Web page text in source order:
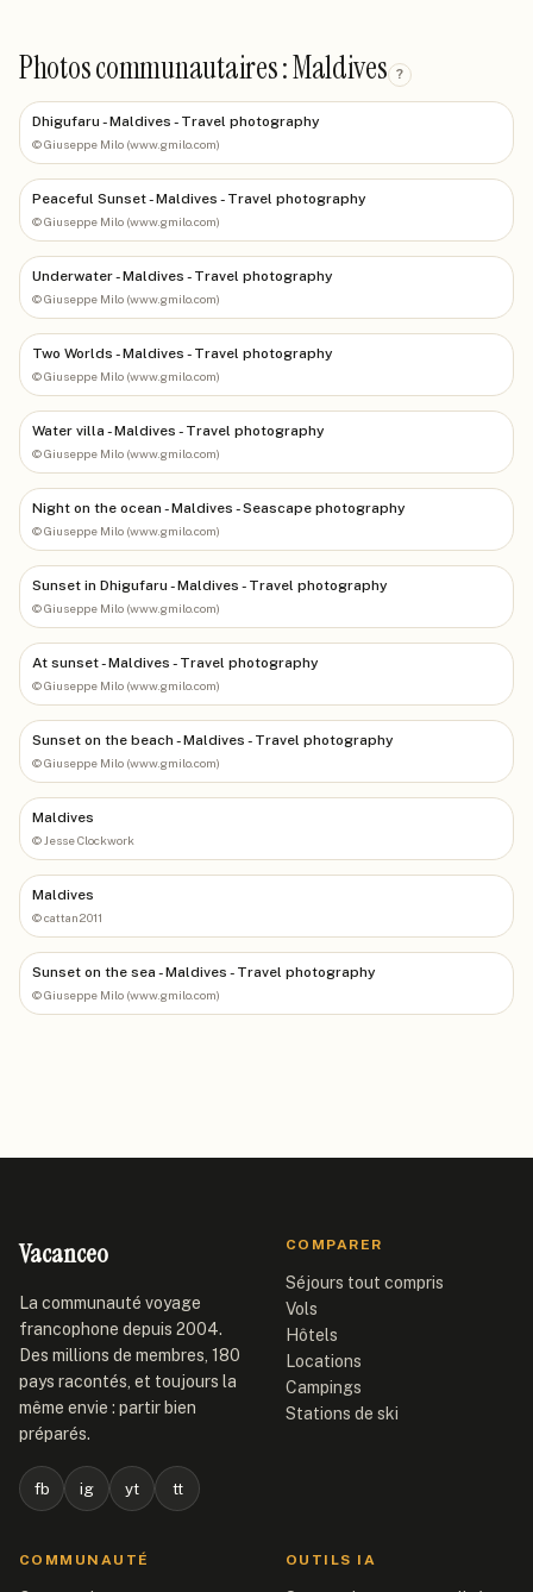
Photos communautaires : Maldives ?
Dhigufaru - Maldives - Travel photography
©Giuseppe Milo (www.gmilo.com)
Peaceful Sunset - Maldives - Travel photography
©Giuseppe Milo (www.gmilo.com)
Underwater - Maldives - Travel photography
©Giuseppe Milo (www.gmilo.com)
Two Worlds - Maldives - Travel photography
©Giuseppe Milo (www.gmilo.com)
Water villa - Maldives - Travel photography
©Giuseppe Milo (www.gmilo.com)
Night on the ocean - Maldives - Seascape photography
©Giuseppe Milo (www.gmilo.com)
Sunset in Dhigufaru - Maldives - Travel photography
©Giuseppe Milo (www.gmilo.com)
At sunset - Maldives - Travel photography
©Giuseppe Milo (www.gmilo.com)
Sunset on the beach - Maldives - Travel photography
©Giuseppe Milo (www.gmilo.com)
Maldives
© Jesse Clockwork
Maldives
©cattan2011
Sunset on the sea - Maldives - Travel photography
©Giuseppe Milo (www.gmilo.com)
Vacanceo
La communauté voyage
francophone depuis 2004.
Des millions de membres, 180
pays racontés, et toujours la
même envie : partir bien
préparés.
fb ig yt tt
COMPARER
Séjours tout compris
Vols
Hôtels
Locations
Campings
Stations de ski
COMMUNAUTÉ OUTILS IA